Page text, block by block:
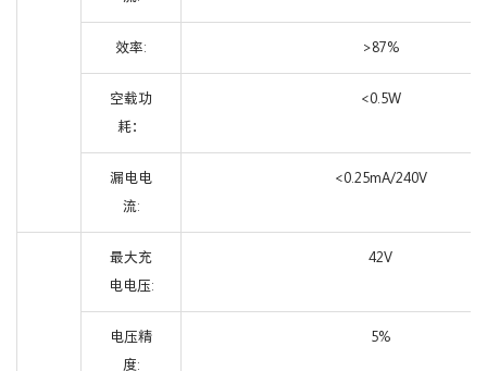
效率: >87%
空载功
耗：
<0.5W
漏电电
流:
<0.25mA/240V
最大充
电电压:
42V
电压精
度:
5%